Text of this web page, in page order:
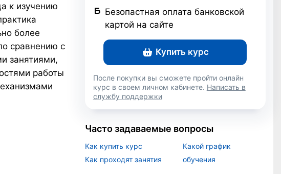
к изучению
более
сравнению с
занятиями,
работы
Безопастная оплата банковской
картой на сайте
Купить курс
После покупки вы сможете пройти онлайн
курс в своем личном кабинете. Написать в
службу поддержки
Часто задаваемые вопросы
Как купить курс
Как проходят занятия
Какой график
обучения